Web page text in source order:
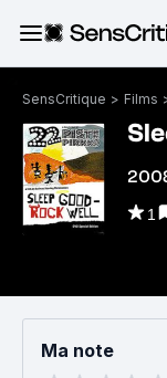
SensCritique > Films
1
Ma note